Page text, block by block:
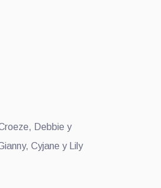
Debbie y
Cyjane y Lily